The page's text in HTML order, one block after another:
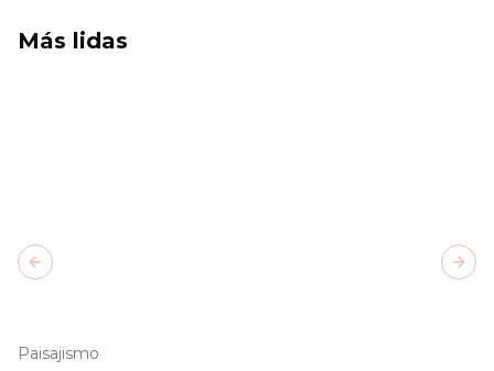
Más lidas
Paisajismo
Previous slide